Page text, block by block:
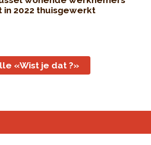
in 2022 thuisgewerkt
«Wist je dat ?»